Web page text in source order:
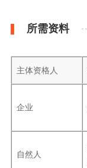
所需资料
主体资格人
企业
自然人